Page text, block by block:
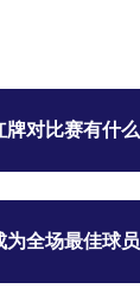
牌对比赛有什
为全场最佳球